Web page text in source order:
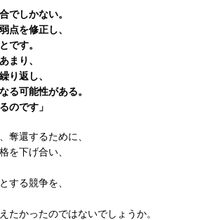
でしかない。
点を修正し、
です。
まり、
り返し、
る可能性がある。
のです」
奪還するために、
を下げ合い、
する競争を、
たかったのではないでしょうか。